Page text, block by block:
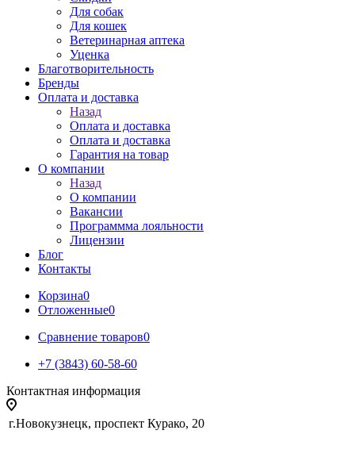
Для собак
Для кошек
Ветеринарная аптека
Уценка
Благотворительность
Бренды
Оплата и доставка
Назад
Оплата и доставка
Оплата и доставка
Гарантия на товар
О компании
Назад
О компании
Вакансии
Программма лояльности
Лицензии
Блог
Контакты
Корзина0
Отложенные0
Сравнение товаров0
+7 (3843) 60-58-60
Контактная информация
г.Новокузнецк, проспект Курако, 20